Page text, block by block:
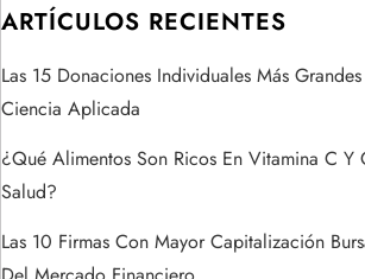
ó
n
d
e
ARTÍCULOS RECIENTES
Las 15 Donaciones Individuales Más
Ciencia Aplicada
¿Qué Alimentos Son Ricos En Vitamina C Y
Salud?
Las 10 Firmas Con Mayor Capitalización